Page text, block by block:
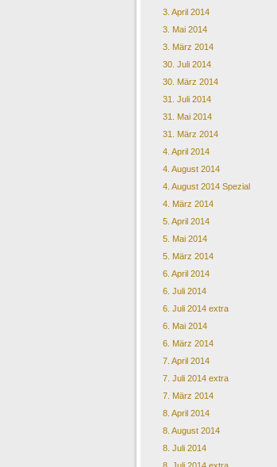
3. April 2014
3. Mai 2014
3. März 2014
30. Juli 2014
30. März 2014
31. Juli 2014
31. Mai 2014
31. März 2014
4. April 2014
4. August 2014
4. August 2014 Spezial
4. März 2014
5. April 2014
5. Mai 2014
5. März 2014
6. April 2014
6. Juli 2014
6. Juli 2014 extra
6. Mai 2014
6. März 2014
7. April 2014
7. Juli 2014 extra
7. März 2014
8. April 2014
8. August 2014
8. Juli 2014